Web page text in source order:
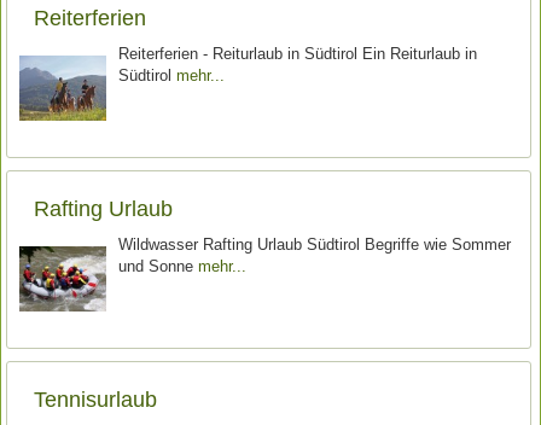
Reiterferien
Reiterferien - Reiturlaub in Südtirol Ein Reiturlaub in
Südtirolmehr
Rafting Urlaub
Wildwasser Rafting Urlaub Südtirol Begriffe wie Sommer
und Sonnemehr
Tennisurlaub